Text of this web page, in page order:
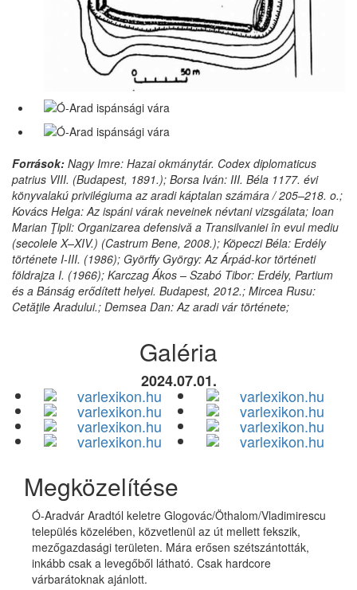
Források: Nagy Imre: Hazai okmánytár. Codex diplomaticus
patrius VIII. (Budapest, 1891.); Borsa Iván: III. Béla 1177. évi
könyvalakú privilégiuma az aradi káptalan számára / 205–218. o.;
Kovács Helga: Az ispáni várak neveinek névtani vizsgálata; Ioan
Marian Ţipli: Organizarea defensivă a Transilvaniei în evul mediu
(secolele X–XIV.) (Castrum Bene, 2008.); Köpeczi Béla: Erdély
története I-III. (1986); Györffy György: Az Árpád-kor történeti
földrajza I. (1966); Karczag Ákos – Szabó Tibor: Erdély, Partium
és a Bánság erődített helyei. Budapest, 2012.; Mircea Rusu:
Cetăţile Aradului.; Demsea Dan: Az aradi vár története;
Galéria
2024.07.01.
Megközelítése
Ó-Aradvár Aradtól keletre Glogovác/Öthalom/Vladimirescu
település közelében, közvetlenül az út mellett fekszik,
mezőgazdasági területen. Mára erősen szétszántották,
inkább csak a levegőből látható. Csak hardcore
várbarátoknak ajánlott.